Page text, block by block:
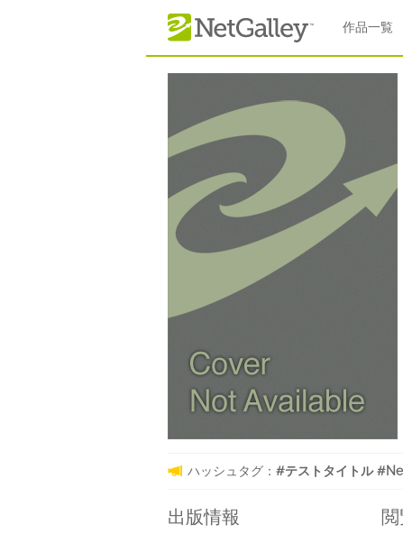
作品一覧
ハッシュタグ： #テストタイトル
出版情報